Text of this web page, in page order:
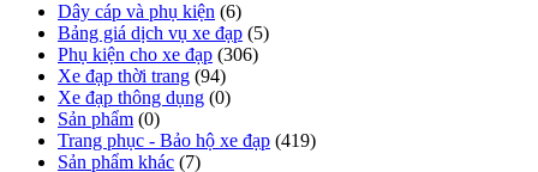
Dây cáp và phụ kiện (6)
Bảng giá dịch vụ xe đạp (5)
Phụ kiện cho xe đạp (306)
Xe đạp thời trang (94)
Xe đạp thông dụng (0)
Sản phẩm (0)
Trang phục - Bảo hộ xe đạp (419)
Sản phẩm khác (7)